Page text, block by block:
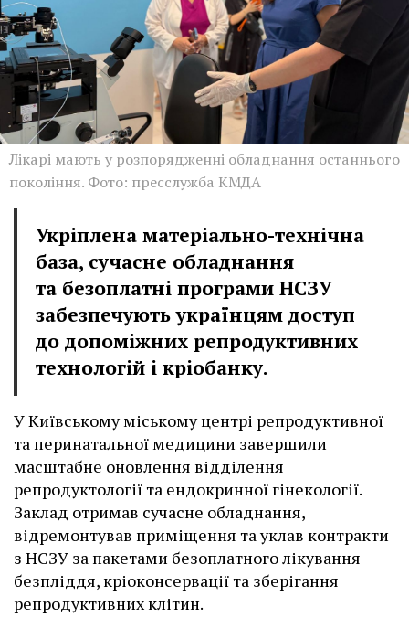
Лікарі мають у розпорядженні обладнання останнього
покоління. Фото: пресслужба КМДА
Укріплена матеріально-технічна
база, сучасне обладнання
та безоплатні програми НСЗУ
забезпечують українцям доступ
до допоміжних репродуктивних
технологій і кріобанку.
У Київському міському центрі репродуктивної
та перинатальної медицини завершили
масштабне оновлення відділення
репродуктології та ендокринної гінекології.
Заклад отримав сучасне обладнання,
відремонтував приміщення та уклав контракти
з НСЗУ за пакетами безоплатного лікування
безпліддя, кріоконсервації та зберігання
репродуктивних клітин.